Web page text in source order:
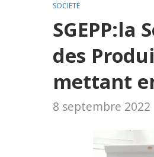
SOCIÉTÉ
SGEPP:la
des
mettant
8 septembre 2022